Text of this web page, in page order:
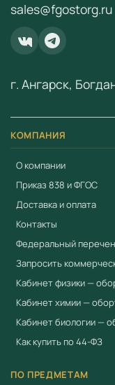
свяжитесь с нами:
ООО «Учебный
ИНН 3801158281.
КОМПАНИЯ
О компании
Приказ 838 и ФГОС
Доставка и оплата
Контакты
Федеральный
Запросить
Кабинет физики —
Кабинет химии —
Кабинет биологии —
Как купить по 44-ФЗ
ПО ПРЕДМЕТАМ
sales@fgostorg.ru
г. Ангарск,